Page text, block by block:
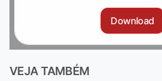
Download
VEJA TAMBÉM